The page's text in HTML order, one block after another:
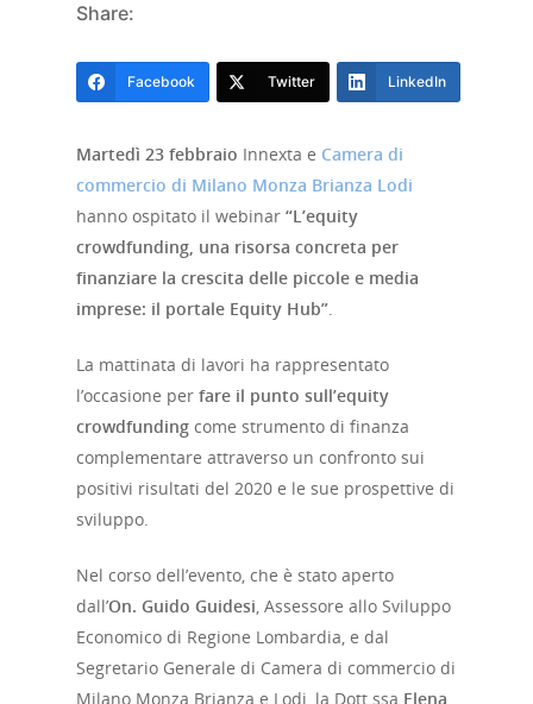
Share:
Facebook Twitter LinkedIn
Martedì 23 febbraio Innexta e Camera di
commercio di Milano Monza Brianza Lodi
hanno ospitato il webinar “L’equity
crowdfunding, una risorsa concreta per
finanziare la crescita delle piccole e media
imprese: il portale Equity Hub”.
La mattinata di lavori ha rappresentato
l’occasione per fare il punto sull’equity
crowdfunding come strumento di finanza
complementare attraverso un confronto sui
positivi risultati del 2020 e le sue prospettive di
sviluppo.
Nel corso dell’evento, che è stato aperto
dall’On. Guido Guidesi, Assessore allo Sviluppo
Economico di Regione Lombardia, e dal
Segretario Generale di Camera di commercio di
Milano Monza Brianza e Lodi, la Dott.ssa Elena